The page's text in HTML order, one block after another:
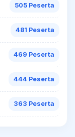
505 Peserta
481 Peserta
469 Peserta
444 Peserta
363 Peserta